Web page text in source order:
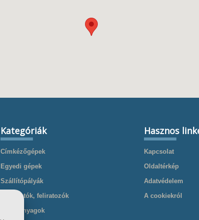
Kategóriák
Címkézőgépek
Egyedi gépek
Szállítópályák
Nyomtatók, feliratozók
Kellékanyagok
Hasznos
Kapcsolat
Oldaltérkép
Adatvédelem
A cookiekról